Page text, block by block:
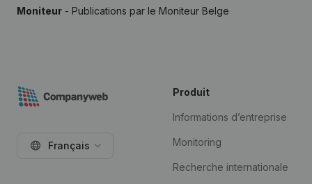
Moniteur - Publications par le Moniteur Belge
Français
Produit
Informations d’entreprise
Monitoring
Recherche internationale